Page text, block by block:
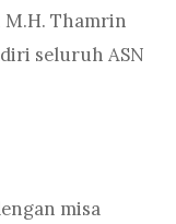
M.H. Thamrin
seluruh ASN
misa